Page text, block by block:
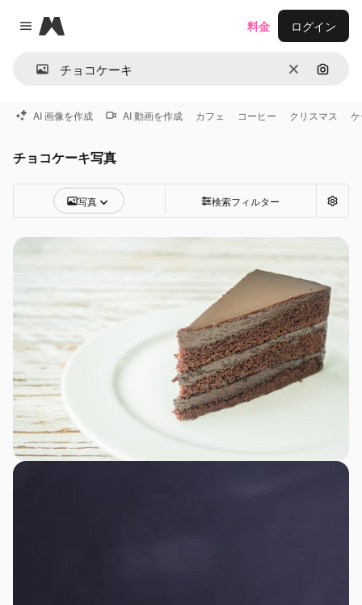
Close menu
Magnific
消去 画像で
料金 ログイン
AI 画像を作成 AI 動画を作成 カフェ コーヒー クリスマス
チョコケーキ写真
写真 検索フィルター